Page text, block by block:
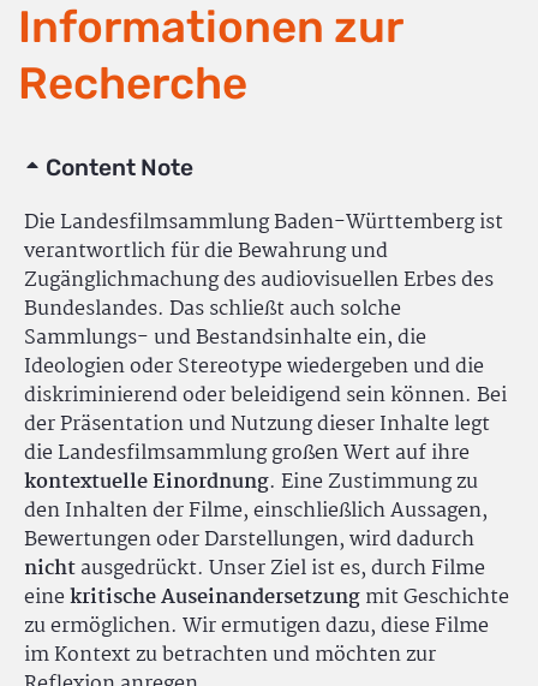
Informationen zur
Recherche
Content Note
Die Landesfilmsammlung Baden-Württemberg ist
verantwortlich für die Bewahrung und
Zugänglichmachung des audiovisuellen Erbes des
Bundeslandes. Das schließt auch solche
Sammlungs- und Bestandsinhalte ein, die
Ideologien oder Stereotype wiedergeben und die
diskriminierend oder beleidigend sein können. Bei
der Präsentation und Nutzung dieser Inhalte legt
die Landesfilmsammlung großen Wert auf ihre
kontextuelle Einordnung. Eine Zustimmung zu
den Inhalten der Filme, einschließlich Aussagen,
Bewertungen oder Darstellungen, wird dadurch
nichtausgedrückt. Unser Ziel ist es, durch Filme
einekritische Auseinandersetzungmit Geschichte
zu ermöglichen. Wir ermutigen dazu, diese Filme
im Kontext zu betrachten und möchten zur